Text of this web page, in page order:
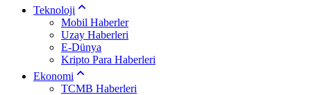
Teknoloji
Mobil Haberler
Uzay Haberleri
E-Dünya
Kripto Para Haberleri
Ekonomi
TCMB Haberleri